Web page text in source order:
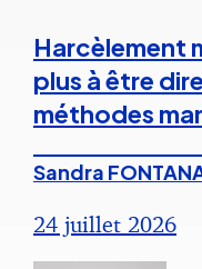
Harcèlement
plus à être
méthodes
Sandra
24 juillet 2026